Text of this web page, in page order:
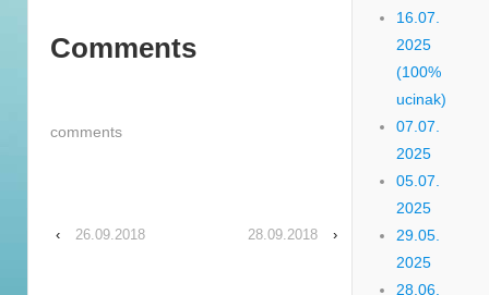
Comments
comments
‹ 26.09.2018 28.09.2018 ›
16.07.
2025
(100%
ucinak)
07.07.
2025
05.07.
2025
29.05.
2025
28.06.